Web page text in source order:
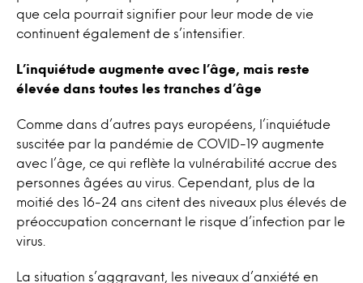
que cela pourrait signifier pour leur mode de vie
continuent également de s’intensifier.
L’inquiétude augmente avec l’âge, mais reste
élevée dans toutes les tranches d’âge
Comme dans d’autres pays européens, l’inquiétude
suscitée par la pandémie de COVID-19 augmente
avec l’âge, ce qui reflète la vulnérabilité accrue des
personnes âgées au virus. Cependant, plus de la
moitié des 16-24 ans citent des niveaux plus élevés de
préoccupation concernant le risque d’infection par le
virus.
La situation s’aggravant, les niveaux d’anxiété en